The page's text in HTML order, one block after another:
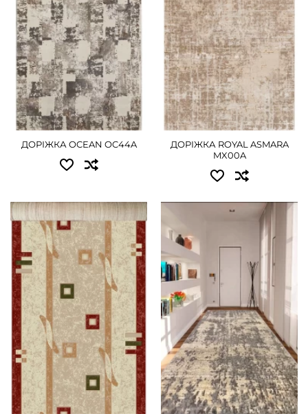
1.50 - 1845 грн
ДЕТАЛЬНІШЕ
ДОРІЖКА OCEAN OC44A
ДОРІЖКА ROYAL ASMARA
MX00A
Доступні розміри:
0.80x25.00 - 11700 грн
1.20x25.00 - 17550 грн
ДЕТАЛЬНІШЕ
0.95x25.00 - 16920 грн
ДЕТАЛЬНІШЕ